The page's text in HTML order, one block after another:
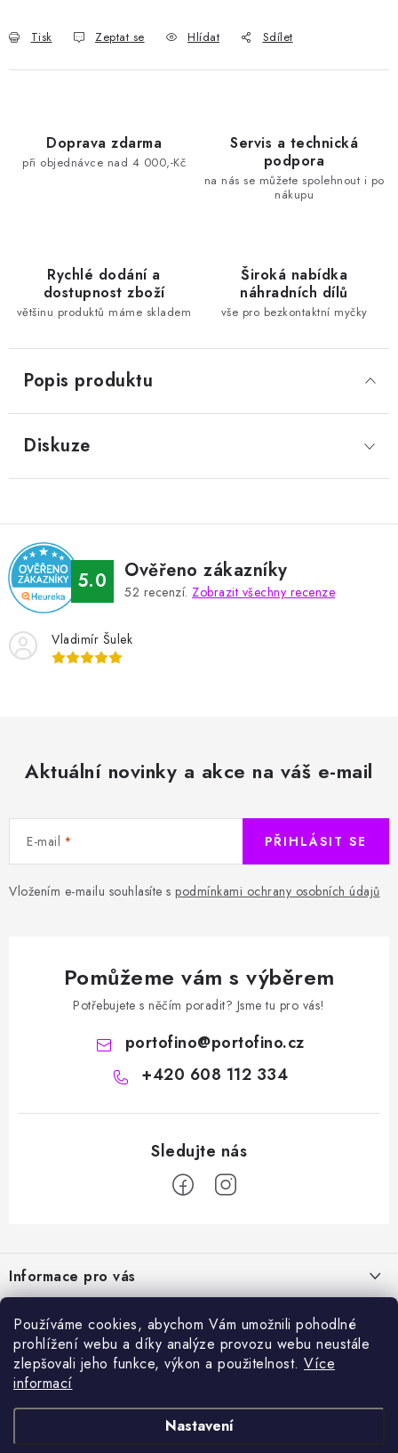
Používáme cookies, abychom Vám umožnili pohodlné
prohlížení webu a díky analýze provozu webu neustále
zlepšovali jeho funkce, výkon a použitelnost. Více
informací
Nastavení
Tisk Zeptat se Hlídat Sdílet
Doprava zdarma
při objednávce nad 4 000,-Kč
Servis a technická
podpora
na nás se můžete spolehnout i po
nákupu
Rychlé dodání a
dostupnost zboží
většinu produktů máme skladem
Široká nabídka
náhradních dílů
vše pro bezkontaktní myčky
Popis produktu
Diskuze
5.0 Ověřeno zákazníky
52 recenzí. Zobrazit všechny recenze
Vladimír Šulek
Aktuální novinky a akce na váš e-mail
E-mail
Vložením e-mailu souhlasíte s podmínkami ochrany osobních údajů
PŘIHLÁSIT SE
Pomůžeme vám s výběrem
Potřebujete s něčím poradit? Jsme tu pro vás!
portofino@portofino.cz
+420 608 112 334
p
a
Informace pro vás
Jak nakupovat
O nás
Kontakty
Obchodní podmínky
Sortiment
Chemie a péče o vozidla
Příslušenství a ND k automyčkám
Nejprodávanější
Přijímáme online platby